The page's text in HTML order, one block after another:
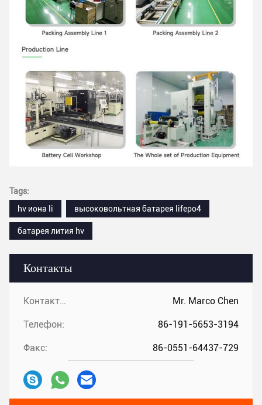
Контакты
Контакты: Mr. Marco Chen
Телефон: 86-191-5653-3194
Факс: 86-0551-64437-729
Tags:
hv иона li
высоковольтная батарея lifepo4
батарея лития hv